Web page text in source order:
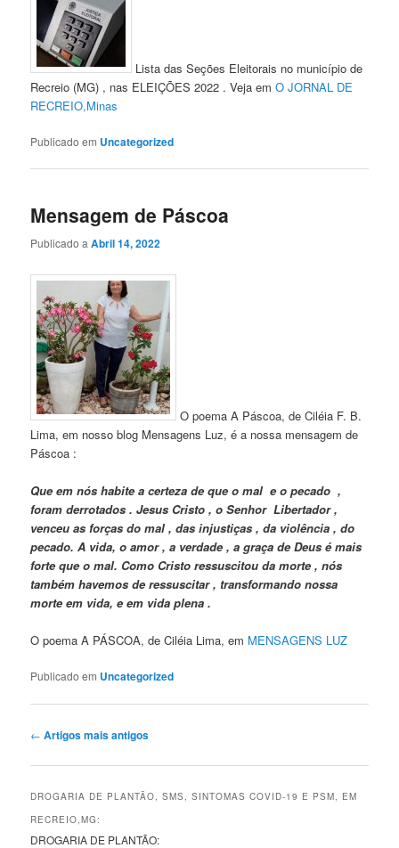
Lista das Seções Eleitorais no município de
Recreio (MG) , nas ELEIÇÕES 2022 . Veja emO JORNAL DE
RECREIO,Minas
Publicado em Uncategorized
Mensagem de Páscoa
Publicado aAbril 14, 2022
O poema A Páscoa, de Ciléia F. B.
Lima, em nosso blog Mensagens Luz, é a nossa mensagem de
Páscoa :
Que em nós habite a certeza de que o mal e o pecado ,
foram derrotados . Jesus Cristo , o Senhor Libertador ,
venceu as forças do mal , das injustiças , da violência , do
pecado. A vida, o amor , a verdade , a graça de Deus é mais
forte que o mal. Como Cristo ressuscitou da morte , nós
também havemos de ressuscitar , transformando nossa
morte em vida, e em vida plena .
O poema A PÁSCOA, de Ciléia Lima, em MENSAGENS LUZ
Publicado em Uncategorized
Navegação
artigos
← Artigos mais antigos
DROGARIA DE PLANTÃO, SMS, SINTOMAS COVID-19 E PSM, EM
RECREIO,MG:
DROGARIA DE PLANTÃO: